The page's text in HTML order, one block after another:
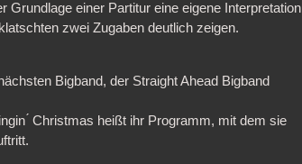
einer Partitur eine eigene Interpretation
zwei Zugaben deutlich zeigen.
Bigband, der Straight Ahead Bigband
Christmas heißt ihr Programm, mit dem sie